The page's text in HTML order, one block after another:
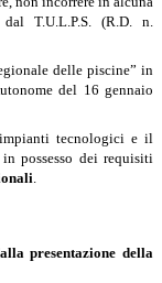
T.U.L.P.S. (R.D. n.
delle piscine” in
del 16 gennaio
tecnologici e il
in possesso dei requisiti
.
presentazione della